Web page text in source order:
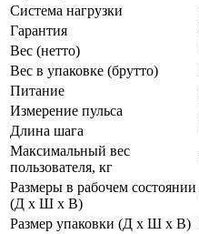
Система нагрузки
Гарантия
Вес (нетто)
Вес в упаковке (брутто)
Питание
Измерение пульса
Длина шага
Максимальный вес
пользователя, кг
Размеры в рабочем состоянии
(Д х Ш х В)
Размер упаковки (Д х Ш х В)